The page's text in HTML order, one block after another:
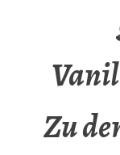
Zu